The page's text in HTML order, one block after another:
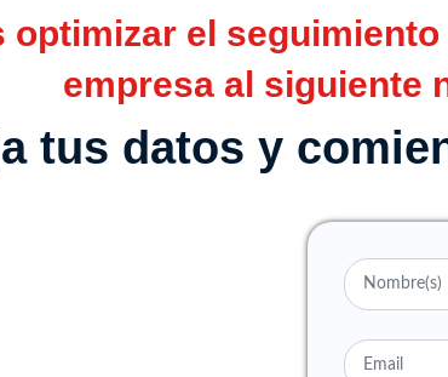
optimizar el
empresa al siguiente
tus datos y